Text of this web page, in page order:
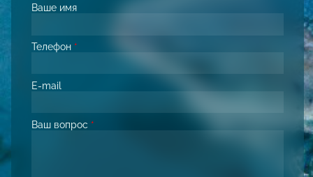
Ваше имя
Телефон *
E-mail
Ваш вопрос *